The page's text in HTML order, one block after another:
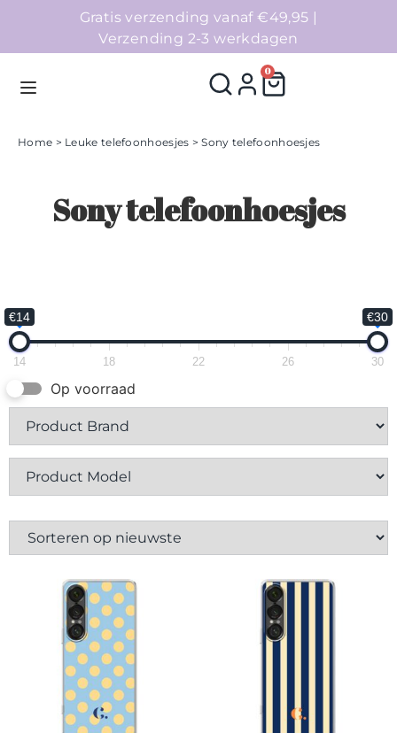
Gratis verzending vanaf €49,95 |
Verzending 2-3 werkdagen
0
Telefoonhoesjes
Sale
Collecties
Contact
Home > Leuke telefoonhoesjes > Sony telefoonhoesjes
Sony telefoonhoesjes
€14 €30
14 18 22 26 30
Op voorraad